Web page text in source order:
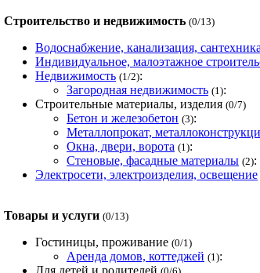
450511
Улица Светлая
450511
Улица Свободы
450511
Улица Святогорская
450511
Улица Советская
450511
Улица Солнечная
450511
Улица Социалистическая
450511
Улица Союзная
450511
Улица Стройучасток
450511
Улица Цветочная
Улица Школьная
450511
Улица Экспериментальная 450511
Строительство и недвижимость (0/13)
Водоснабжение, канализация, сантехника
Индивидуальное, малоэтажное
Недвижимость (1/2):
Загородная недвижимость (1):
Строительные материалы, изделия (0/7)
Бетон и железобетон (3):
Металлопрокат,
Окна, двери, ворота (1):
Стеновые, фасадные материалы (2):
Электросети, электроизделия, освещение
Товары и услуги (0/13)
Гостиницы, проживание (0/1)
Аренда домов, коттеджей (1):
Для детей и родителей